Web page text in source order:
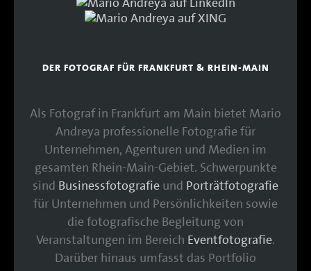
DER FOTOGRAF FÜR FRANKFURT & RHEIN-MAIN
Als Fotograf in Frankfurt am Main bietet Mario
Andreya professionelle Fotografie für
Unternehmen, Agenturen und Medien im
gesamten Rhein-Main-Gebiet. Schwerpunkte
sind Businessfotografie und Porträtfotografie
für Unternehmen und Persönlichkeiten sowie
die fotografische Begleitung von
Veranstaltungen im Bereich Eventfotografie.
Darüber hinaus umfasst das Portfolio